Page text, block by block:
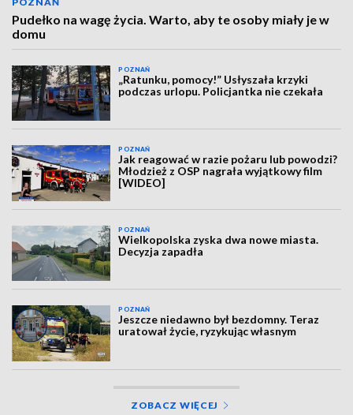
Pudełko na wagę życia. Warto, aby te osoby miały je w
domu
POZNAŃ
„Ratunku, pomocy!” Usłyszała krzyki
podczas urlopu. Policjantka nie czekała
POZNAŃ
Jak reagować w razie pożaru lub powodzi?
Młodzież z OSP nagrała wyjątkowy film
[WIDEO]
POZNAŃ
Wielkopolska zyska dwa nowe miasta.
Decyzja zapadła
POZNAŃ
Jeszcze niedawno był bezdomny. Teraz
uratował życie, ryzykując własnym
ZOBACZ WIĘCEJ